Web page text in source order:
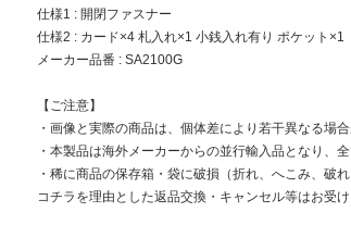
仕様1 : 開閉ファスナー
仕様2 : カード×4 札入れ×1 小銭入れ有り ポケット×1
メーカー品番 : SA2100G
【ご注意】
・画像と実際の商品は、個体差により若干異なる場
・本製品は海外メーカーからの並行輸入品となり、
・稀に商品の保存箱・袋に破損（折れ、へこみ、破
コチラを理由とした返品交換・キャンセル等はお受